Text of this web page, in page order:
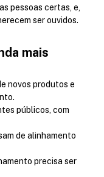
pessoas certas, e,
ser ouvidos.
mais
novos produtos e
públicos, com
de alinhamento
precisa ser